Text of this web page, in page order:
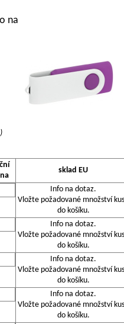
na
sklad EU
Info na dotaz.
Vložte požadované množství
do košíku.
Info na dotaz.
Vložte požadované množství
do košíku.
Info na dotaz.
Vložte požadované množství
do košíku.
Info na dotaz.
Vložte požadované množství
do košíku.